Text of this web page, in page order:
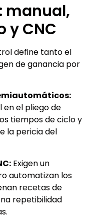
manual,
CNC
define tanto el
de ganancia por
en el pliego de
tiempos de ciclo y
la pericia del
Exigen un
automatizan los
recetas de
repetibilidad